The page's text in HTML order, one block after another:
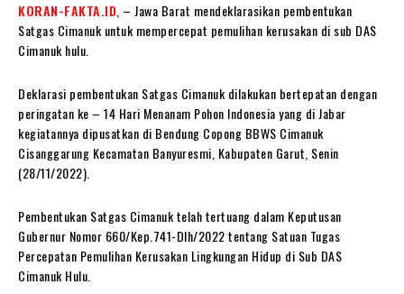
KORAN-FAKTA.ID , – Jawa Barat mendeklarasikan pembentukan
Satgas Cimanuk untuk mempercepat pemulihan kerusakan di sub DAS
Cimanuk hulu.
Deklarasi pembentukan Satgas Cimanuk dilakukan bertepatan dengan
peringatan ke – 14 Hari Menanam Pohon Indonesia yang di Jabar
kegiatannya dipusatkan di Bendung Copong BBWS Cimanuk
Cisanggarung Kecamatan Banyuresmi, Kabupaten Garut, Senin
(28/11/2022).
Pembentukan Satgas Cimanuk telah tertuang dalam Keputusan
Gubernur Nomor 660/Kep.741-Dlh/2022 tentang Satuan Tugas
Percepatan Pemulihan Kerusakan Lingkungan Hidup di Sub DAS
Cimanuk Hulu.